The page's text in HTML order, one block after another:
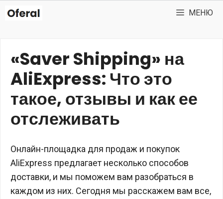
Перейти
МЕНЮ
«Saver Shipping» на
AliExpress: Что это
такое, отзывы и как ее
отслеживать
Онлайн-площадка для продаж и покупок
AliExpress предлагает несколько способов
доставки, и мы поможем вам разобраться в
каждом из них. Сегодня мы расскажем вам все,